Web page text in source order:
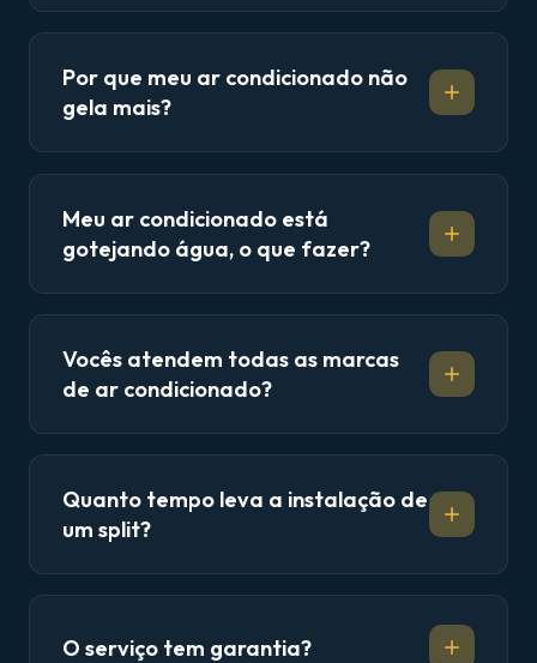
Por que meu ar condicionado não
gela mais?
Meu ar condicionado está
gotejando água, o que fazer?
Vocês atendem todas as marcas
de ar condicionado?
Quanto tempo leva a instalação de
um split?
O serviço tem garantia?